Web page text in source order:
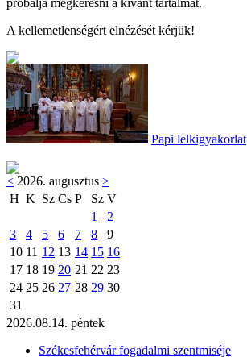
próbálja megkeresni a kívánt tartalmat.
A kellemetlenségért elnézését kérjük!
Papi lelkigyakorlat
< 2026. augusztus >
H K Sz Cs P Sz V
1
2
3
4 5 6 7 8
9
10 11 12 13 14 15 16
17 18 19 20 21 22 23
24 25 26 27 28 29 30
31
2026.08.14. péntek
Székesfehérvár fogadalmi szentmiséje